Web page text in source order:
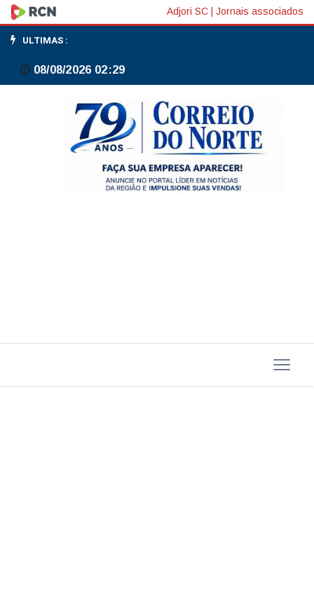
Rede
D'Or
e
Bradsaúde
fecham
acordo
no
Adjori SC Jornais associados
ULTIMAS :
08/08/2026 02:29